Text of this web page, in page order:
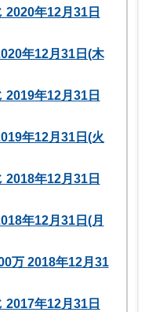
2020年12月31日
年12月31日(木
2019年12月31日
年12月31日(火
2018年12月31日
年12月31日(月
万 2018年12月31
2017年12月31日